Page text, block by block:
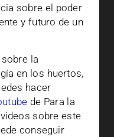
sobre el poder
y futuro de un
la
en los huertos,
hacer
de Para la
sobre este
conseguir